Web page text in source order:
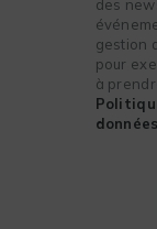
des
gestion
pour
à
données